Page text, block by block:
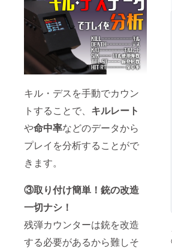
キル・デスを手動でカウン
トすることで、 キルレート
や命中率などのデータから
プレイを分析することがで
きます。
③取り付け簡単！銃の改造
一切ナシ！
残弾カウンターは銃を改造
する必要があるから難しそ